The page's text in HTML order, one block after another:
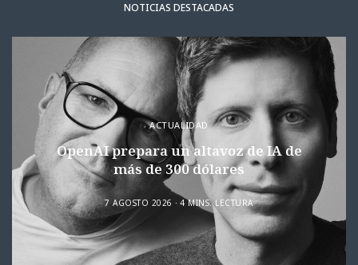
NOTICIAS DESTACADAS
ACTUALIDAD
OpenAI prepara un altavoz de IA de
más de 300 dólares
7 AGOSTO 2026 4 MINS. LECTURA